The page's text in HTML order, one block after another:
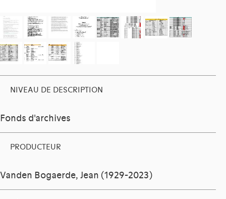
NIVEAU DE DESCRIPTION
Fonds d'archives
PRODUCTEUR
Vanden Bogaerde, Jean (1929-2023)